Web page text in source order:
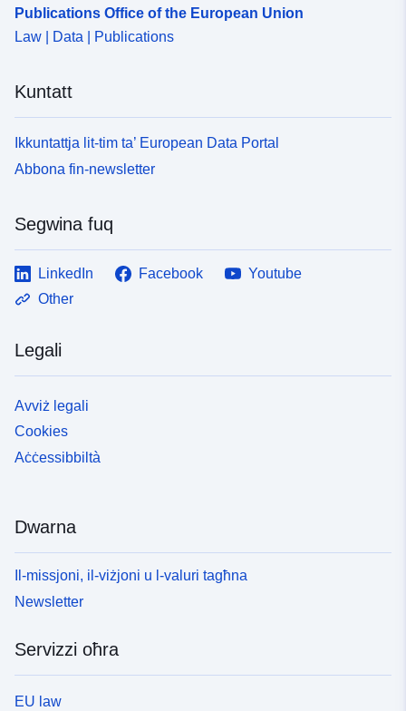
Publications Office of the European Union
Law | Data | Publications
Kuntatt
Ikkuntattja lit-tim ta’ European Data Portal
Abbona fin-newsletter
Segwina fuq
LinkedIn Facebook
Youtube
Other
Legali
Avviż legali
Cookies
Aċċessibbiltà
Dwarna
Il-missjoni, il-viżjoni u l-valuri tagħna
Newsletter
Servizzi oħra
EU law